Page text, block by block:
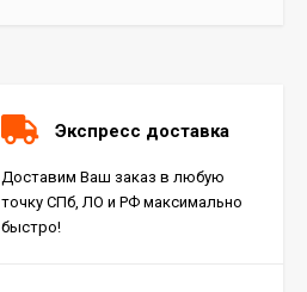
Экспресс доставка
Доставим Ваш заказ в любую
точку СПб, ЛО и РФ максимально
быстро!